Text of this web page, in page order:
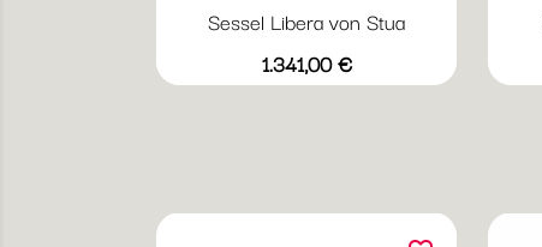
Sessel Libera von Stua
Preis
1.341,00 €